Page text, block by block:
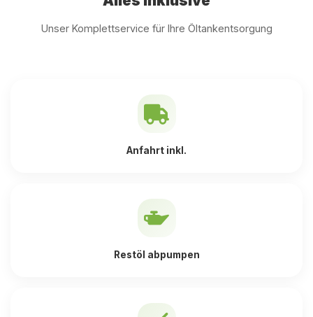
Unser Komplettservice für Ihre Öltankentsorgung
Anfahrt inkl.
Restöl abpumpen